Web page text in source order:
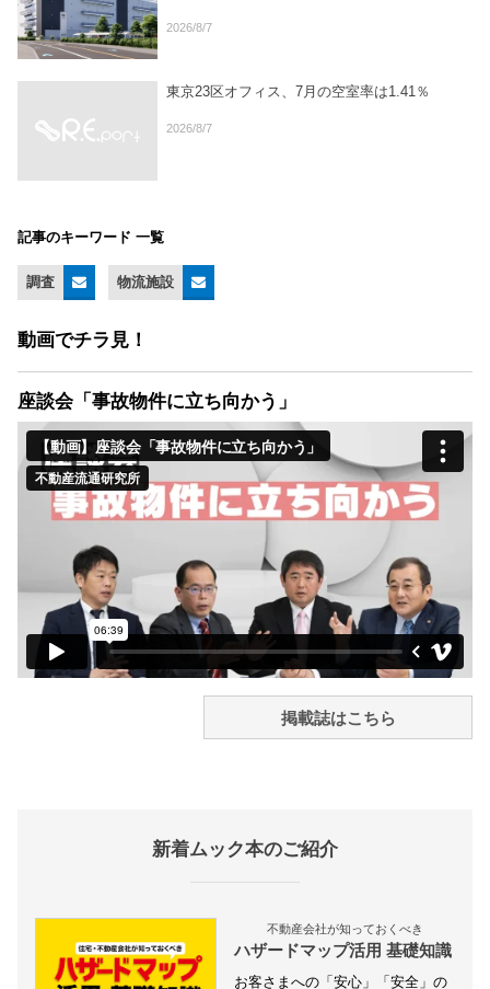
2026/8/7
東京23区オフィス、7月の空室率は1.41％
2026/8/7
記事のキーワード 一覧
調査 物流施設
動画でチラ見！
座談会「事故物件に立ち向かう」
掲載誌はこちら
新着ムック本のご紹介
不動産会社が知っておくべき
ハザードマップ活用 基礎知識
お客さまへの「安心」「安全」の